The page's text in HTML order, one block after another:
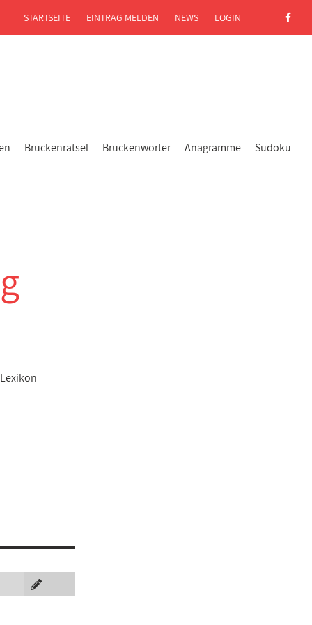
Brückenrätsel Brückenwörter Anagramme Sudoku
STARTSEITE EINTRAG MELDEN NEWS LOGIN